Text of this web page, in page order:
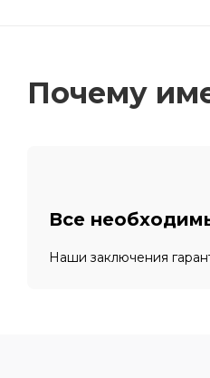
Почему
Все
Наши заключения